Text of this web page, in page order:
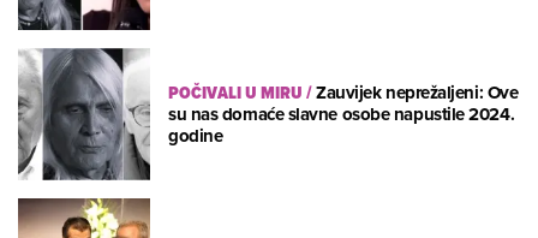
POČIVALI U MIRU/Zauvijek neprežaljeni: Ove
su nas domaće slavne osobe napustile 2024.
godine